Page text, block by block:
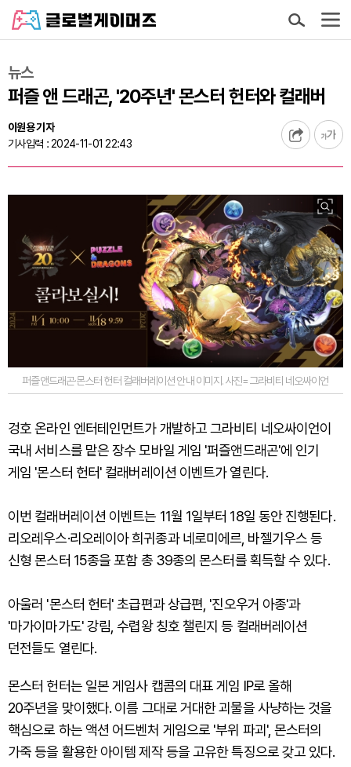
뉴스
퍼즐 앤 드래곤, '20주년' 몬스터 헌터와 컬래버
이원용 기자
기사입력 : 2024-11-01 22:43
퍼즐앤드래곤·몬스터 헌터 컬래버레이션 안내 이미지. 사진=그라비티 네오싸이언
겅호 온라인 엔터테인먼트가 개발하고 그라비티 네오싸이언이
국내 서비스를 맡은 장수 모바일 게임 '퍼즐앤드래곤'에 인기
게임 '몬스터 헌터' 컬래버레이션 이벤트가 열린다.
이번 컬래버레이션 이벤트는 11월 1일부터 18일 동안 진행된다.
리오레우스·리오레이아 희귀종과 네로미에르, 바젤기우스 등
신형 몬스터 15종을 포함 총 39종의 몬스터를 획득할 수 있다.
아울러 '몬스터 헌터' 초급편과 상급편, '진오우거 아종'과
'마가이마가도' 강림, 수렵왕 칭호 챌린지 등 컬래버레이션
던전들도 열린다.
몬스터 헌터는 일본 게임사 캡콤의 대표 게임 IP로 올해
20주년을 맞이했다. 이름 그대로 거대한 괴물을 사냥하는 것을
핵심으로 하는 액션 어드벤처 게임으로 '부위 파괴', 몬스터의
가죽 등을 활용한 아이템 제작 등을 고유한 특징으로 갖고 있다.